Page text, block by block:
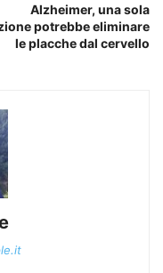
Alzheimer, una sola
potrebbe eliminare
le placche dal cervello